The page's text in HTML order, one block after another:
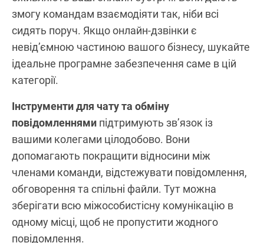
змогу командам взаємодіяти так, ніби всі
сидять поруч. Якщо онлайн-дзвінки є
невід’ємною частиною вашого бізнесу, шукайте
ідеальне програмне забезпечення саме в цій
категорії.
Інструменти для чату та обміну
повідомленнями підтримують зв’язок із
вашими колегами цілодобово. Вони
допомагають покращити відносини між
членами команди, відстежувати повідомлення,
обговорення та спільні файли. Тут можна
зберігати всю міжособистісну комунікацію в
одному місці, щоб не пропустити жодного
повідомлення.